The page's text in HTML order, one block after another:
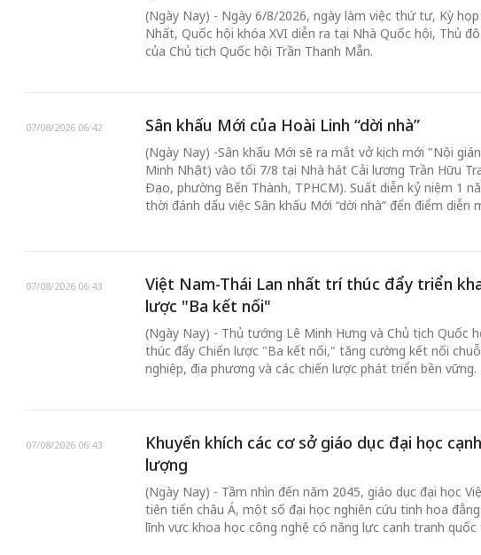
(Ngày Nay) - Ngày 6/8/2026, ngày làm việc thứ tư, Kỳ
Nhất, Quốc hội khóa XVI diễn ra tại Nhà Quốc hội, Thủ
của Chủ tịch Quốc hội Trần Thanh Mẫn.
Sân khấu Mới của Hoài Linh “dời nhà”
07/08/2026 06:42
(Ngày Nay) -Sân khấu Mới sẽ ra mắt vở kịch mới "Nội
Minh Nhật) vào tối 7/8 tại Nhà hát Cải lương Trần Hữu
Đạo, phường Bến Thành, TPHCM). Suất diễn kỷ niệm 1
thời đánh dấu việc Sân khấu Mới “dời nhà” đến điểm diễn
Việt Nam-Thái Lan nhất trí thúc đẩy triển
lược "Ba kết nối"
07/08/2026 06:43
(Ngày Nay) - Thủ tướng Lê Minh Hưng và Chủ tịch Quốc
thúc đẩy Chiến lược "Ba kết nối," tăng cường kết nối
nghiệp, địa phương và các chiến lược phát triển bền vững.
Khuyến khích các cơ sở giáo dục đại học
lượng
07/08/2026 06:43
(Ngày Nay) - Tầm nhìn đến năm 2045, giáo dục đại học
tiên tiến châu Á, một số đại học nghiên cứu tinh hoa
lĩnh vực khoa học công nghệ có năng lực cạnh tranh quốc